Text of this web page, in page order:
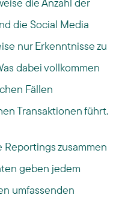
die Anzahl der
die Social Media
nur Erkenntnisse zu
dabei vollkommen
Fällen
Transaktionen führt.
zusammen
geben jedem
umfassenden